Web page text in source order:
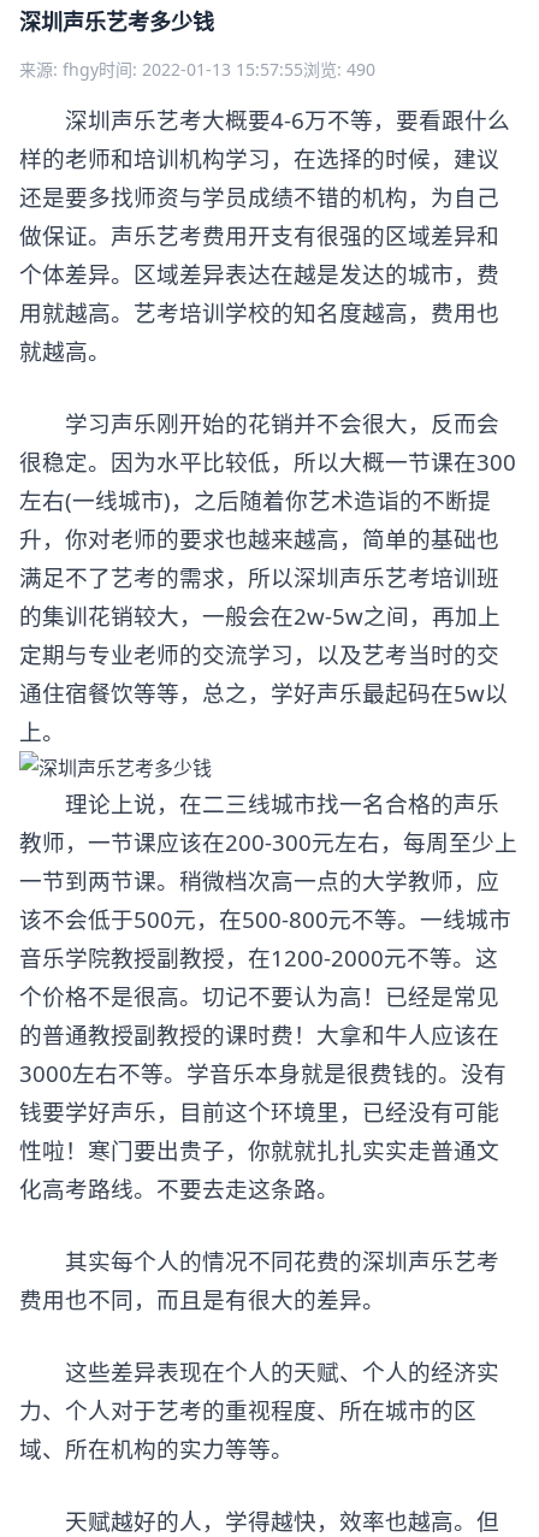
深圳声乐艺考多少钱
来源: fhgy时间: 2022-01-13 15:57:55浏览: 490
深圳声乐艺考大概要4-6万不等，要看跟什么
样的老师和培训机构学习，在选择的时候，建议
还是要多找师资与学员成绩不错的机构，为自己
做保证。声乐艺考费用开支有很强的区域差异和
个体差异。区域差异表达在越是发达的城市，费
用就越高。艺考培训学校的知名度越高，费用也
就越高。
学习声乐刚开始的花销并不会很大，反而会
很稳定。因为水平比较低，所以大概一节课在300
左右(一线城市)，之后随着你艺术造诣的不断提
升，你对老师的要求也越来越高，简单的基础也
满足不了艺考的需求，所以深圳声乐艺考培训班
的集训花销较大，一般会在2w-5w之间，再加上
定期与专业老师的交流学习，以及艺考当时的交
通住宿餐饮等等，总之，学好声乐最起码在5w以
上。
理论上说，在二三线城市找一名合格的声乐
教师，一节课应该在200-300元左右，每周至少上
一节到两节课。稍微档次高一点的大学教师，应
该不会低于500元，在500-800元不等。一线城市
音乐学院教授副教授，在1200-2000元不等。这
个价格不是很高。切记不要认为高！已经是常见
的普通教授副教授的课时费！大拿和牛人应该在
3000左右不等。学音乐本身就是很费钱的。没有
钱要学好声乐，目前这个环境里，已经没有可能
性啦！寒门要出贵子，你就就扎扎实实走普通文
化高考路线。不要去走这条路。
其实每个人的情况不同花费的深圳声乐艺考
费用也不同，而且是有很大的差异。
这些差异表现在个人的天赋、个人的经济实
力、个人对于艺考的重视程度、所在城市的区
域、所在机构的实力等等。
天赋越好的人，学得越快，效率也越高。但